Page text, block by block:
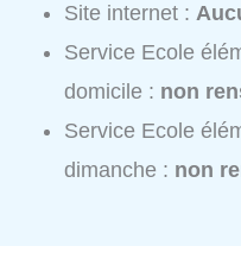
Site internet :
Service Ecole
domicile : non
Service Ecole
dimanche : non